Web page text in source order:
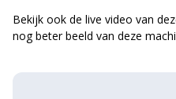
Bekijk ook de live video van
nog beter beeld van deze